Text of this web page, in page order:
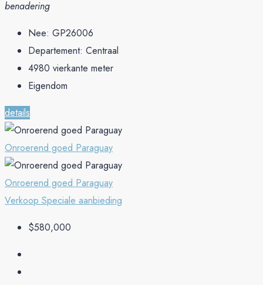
benadering
Nee: GP26006
Departement: Centraal
4980 vierkante meter
Eigendom
details
Onroerend goed Paraguay
Onroerend goed Paraguay
Verkoop Speciale aanbieding
$580,000